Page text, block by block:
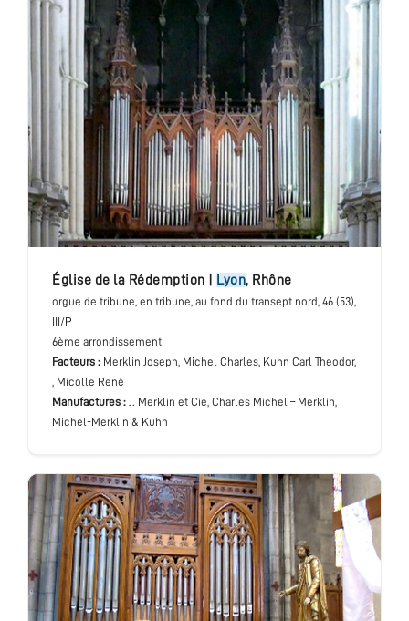
église de la Rédemption Lyon, Rhône
orgue de tribune, en tribune, au fond du transept nord , 46 (53),
III/P
6ème arrondissement
Facteurs : Merklin Joseph, Michel Charles, Kuhn Carl Theodor,
, Micolle René
Manufactures :
J. Merklin et Cie, Charles Michel – Merklin,
Michel-Merklin & Kuhn